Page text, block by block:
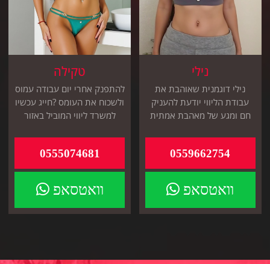
נילי
נילי דוגמנית שאוהבת את
עבודת הליווי יודעת להעניק
חם ומגע של מאהבת אמתית
0559662754
וואטסאפ
טקילה
להתפנק אחרי יום עבודה עמוס
ולשכוח את העומס ?חייג עכשיו
למשרד ליווי המוביל באזור
0555074681
וואטסאפ